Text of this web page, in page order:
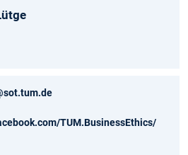
TUM.BusinessEthics/